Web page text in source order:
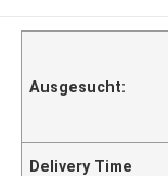
Ausgesucht:
Delivery Time